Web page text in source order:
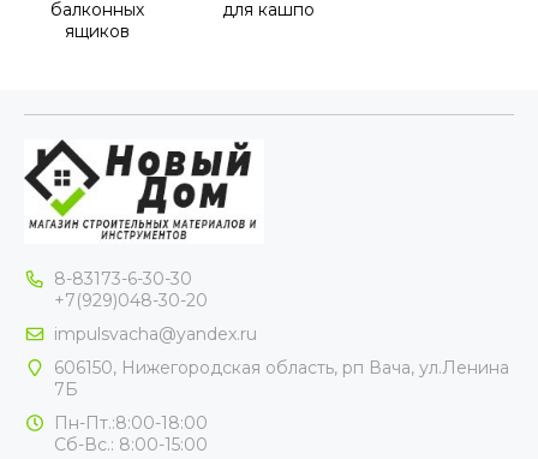
балконных
ящиков
для кашпо
8-83173-6-30-30
+7(929)048-30-20
impulsvacha@yandex.ru
606150, Нижегородская область, рп Вача, ул.Ленина
7Б
Пн-Пт.:8:00-18:00
Сб-Вс.: 8:00-15:00